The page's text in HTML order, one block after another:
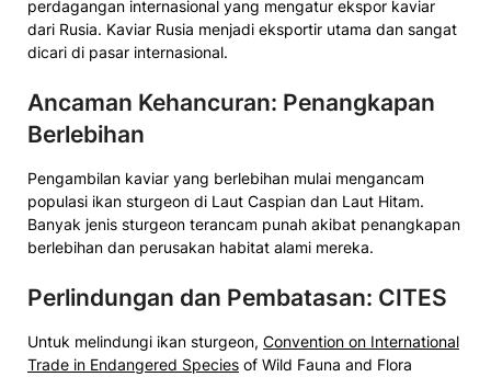
perdagangan internasional yang mengatur ekspor kaviar
dari Rusia. Kaviar Rusia menjadi eksportir utama dan sangat
dicari di pasar internasional.
Ancaman Kehancuran: Penangkapan
Berlebihan
Pengambilan kaviar yang berlebihan mulai mengancam
populasi ikan sturgeon di Laut Caspian dan Laut Hitam.
Banyak jenis sturgeon terancam punah akibat penangkapan
berlebihan dan perusakan habitat alami mereka.
Perlindungan dan Pembatasan: CITES
Untuk melindungi ikan sturgeon, Convention on International
Trade in Endangered Species of Wild Fauna and Flora